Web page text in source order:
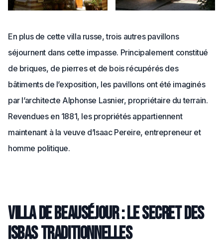
En plus de cette villa russe, trois autres pavillons
séjournent dans cette impasse. Principalement constitué
de briques, de pierres et de bois récupérés des
bâtiments de l’exposition, les pavillons ont été imaginés
par l’architecte Alphonse Lasnier, propriétaire du terrain.
Revendues en 1881, les propriétés appartiennent
maintenant à la veuve d’Isaac Pereire, entrepreneur et
homme politique.
Villa de Beauséjour : le secret des
Isbas traditionnelles